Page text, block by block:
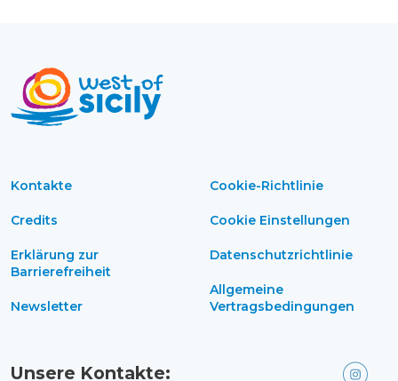
Kontakte
Credits
Erklärung zur
Barrierefreiheit
Newsletter
Cookie-Richtlinie
Cookie Einstellungen
Datenschutzrichtlinie
Allgemeine
Vertragsbedingungen
Unsere Kontakte: